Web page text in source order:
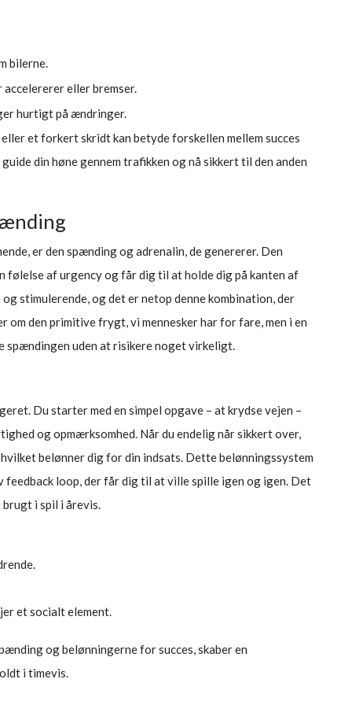
bilerne.
eller bremser.
hurtigt på ændringer.
et forkert skridt kan betyde forskellen mellem succes
din høne gennem trafikken og nå sikkert til den anden
er den spænding og adrenalin, de genererer. Den
følelse af urgency og får dig til at holde dig på kanten af
stimulerende, og det er netop denne kombination, der
den primitive frygt, vi mennesker har for fare, men i en
spændingen uden at risikere noget virkeligt.
Du starter med en simpel opgave – at krydse vejen –
og opmærksomhed. Når du endelig når sikkert over,
belønner dig for din indsats. Dette belønningssystem
loop, der får dig til at ville spille igen og igen. Det
brugt i spil i årevis.
et socialt element.
og belønningerne for succes, skaber en
i timevis.